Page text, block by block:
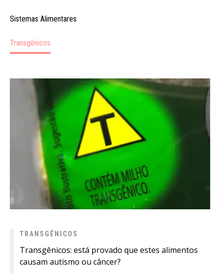
Sistemas Alimentares
Transgênicos
TRANSGÊNICOS
Transgênicos: está provado que estes alimentos
causam autismo ou câncer?